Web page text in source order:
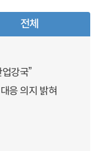
전체
강국”
응 의지 밝혀